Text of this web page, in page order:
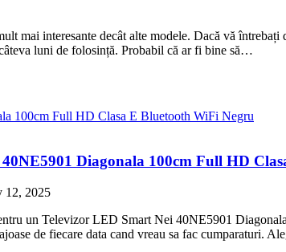
mai interesante decât alte modele. Dacă vă
luni de folosință. Probabil că ar fi bine să…
Diagonala 100cm Full HD
12, 2025
un Televizor LED Smart Nei 40NE5901
de fiecare data cand vreau sa fac cumparaturi.